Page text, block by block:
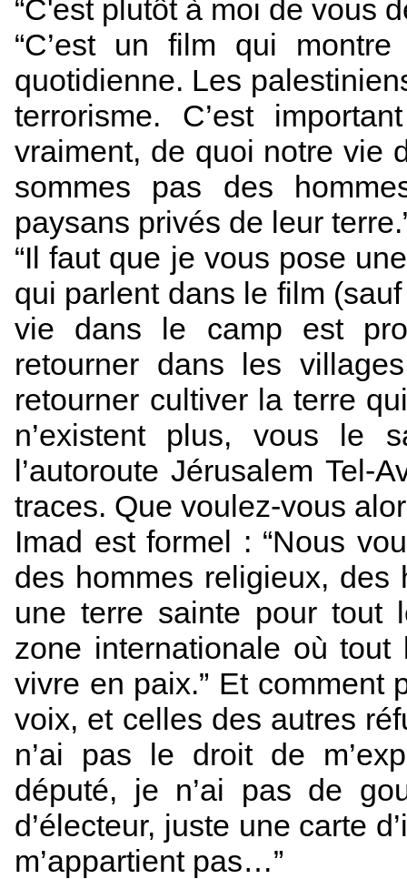
“C'est plutôt à moi de vous
“C’est un film qui
quotidienne. Les
terrorisme. C’est
vraiment, de quoi notre vie
sommes pas des
paysans privés de leur
“Il faut que je vous pose
qui parlent dans le film
vie dans le camp est
retourner dans les
retourner cultiver la terre
n’existent plus, vous le
l’autoroute Jérusalem Tel-
traces. Que voulez-vous
Imad est formel : “Nous
des hommes religieux,
une terre sainte pour tout
zone internationale où
vivre en paix.” Et comment
voix, et celles des autres
n’ai pas le droit de
député, je n’ai pas de
d’électeur, juste une carte
m’appartient pas…”